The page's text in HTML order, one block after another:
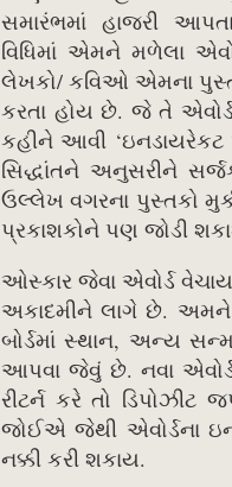
સમારંભમાં હાજરી
વિધિમાં એમને મળેલા
લેખકો/ કવિઓ એમના
કરતા હોય છે. જે તે એવોર્ડ
કહીને આવી ‘ઇનડાયરેકટ
સિદ્ધાંતને અનુસરીને
ઉલ્લેખ વગરના પુસ્તકો
પ્રકાશકોને પણ જોડી
ઓસ્કાર જેવા એવોર્ડ વેચાય
અકાદમીને લાગે છે. અમને
બોર્ડમાં સ્થાન, અન્ય
આપવા જેવું છે. નવા
રીટર્ન કરે તો
જોઈએ જેથી એવોર્ડના
નક્કી કરી શકાય.